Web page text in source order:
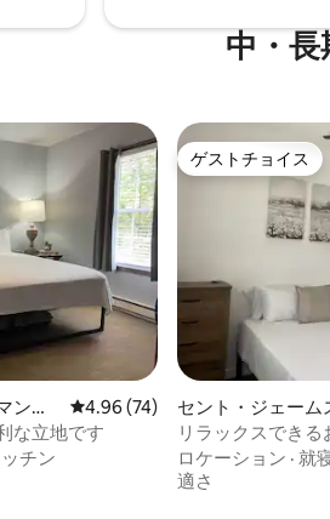
中・
ンシ
レビュー74件、5つ星中4.96つ
4.96 (74)
な立地です
チン
ゲストチョイス
ゲストチョイス
セント・ジェーム
ン・アパート
リラックスできる
ロケーション · 就
適さ